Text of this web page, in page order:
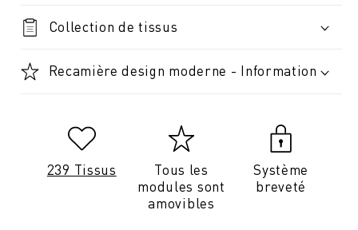
Collection de tissus
Recamière design moderne - Information
239 Tissus
Tous les
modules sont
amovibles
Système
breveté